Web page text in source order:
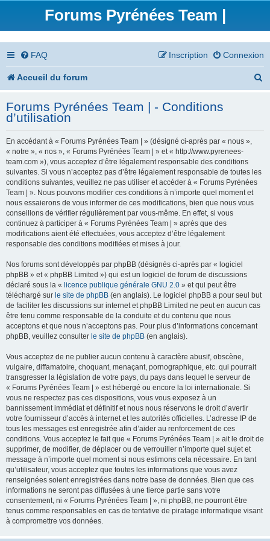
Forums Pyrénées Team |
FAQ Connexion
Inscription
Accueil du forum
h
Forums Pyrénées Team | - Conditions
d’utilisation
En accédant à « Forums Pyrénées Team | » (désigné ci-après par « nous »,
« notre », « nos », « Forums Pyrénées Team | » et « http://www.pyrenees-
team.com »), vous acceptez d’être légalement responsable des conditions
suivantes. Si vous n’acceptez pas d’être légalement responsable de toutes les
conditions suivantes, veuillez ne pas utiliser et accéder à « Forums Pyrénées
Team | ». Nous pouvons modifier ces conditions à n’importe quel moment et
nous essaierons de vous informer de ces modifications, bien que nous vous
conseillons de vérifier régulièrement par vous-même. En effet, si vous
continuez à participer à « Forums Pyrénées Team | » après que des
modifications aient été effectuées, vous acceptez d’être légalement
responsable des conditions modifiées et mises à jour.
Nos forums sont développés par phpBB (désignés ci-après par « logiciel
phpBB » et « phpBB Limited ») qui est un logiciel de forum de discussions
déclaré sous la « licence publique générale GNU 2.0 » et qui peut être
téléchargé sur le site de phpBB (en anglais). Le logiciel phpBB a pour seul but
de faciliter les discussions sur internet et phpBB Limited ne peut en aucun cas
être tenu comme responsable de la conduite et du contenu que nous
acceptons et que nous n’acceptons pas. Pour plus d’informations concernant
phpBB, veuillez consulter le site de phpBB (en anglais).
Vous acceptez de ne publier aucun contenu à caractère abusif, obscène,
vulgaire, diffamatoire, choquant, menaçant, pornographique, etc. qui pourrait
transgresser la législation de votre pays, du pays dans lequel le serveur de
« Forums Pyrénées Team | » est hébergé ou encore la loi internationale. Si
vous ne respectez pas ces dispositions, vous vous exposez à un
bannissement immédiat et définitif et nous nous réservons le droit d’avertir
votre fournisseur d’accès à internet et les autorités officielles. L’adresse IP de
tous les messages est enregistrée afin d’aider au renforcement de ces
conditions. Vous acceptez le fait que « Forums Pyrénées Team | » ait le droit de
supprimer, de modifier, de déplacer ou de verrouiller n’importe quel sujet et
message à n’importe quel moment si nous estimons cela nécessaire. En tant
qu’utilisateur, vous acceptez que toutes les informations que vous avez
renseignées soient enregistrées dans notre base de données. Bien que ces
informations ne seront pas diffusées à une tierce partie sans votre
consentement, ni « Forums Pyrénées Team | », ni phpBB, ne pourront être
tenus comme responsables en cas de tentative de piratage informatique visant
à compromettre vos données.